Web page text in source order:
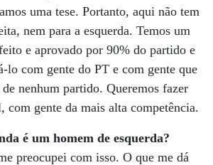
uma tese. Portanto, aqui não tem
nem para a esquerda. Temos um
e aprovado por 90% do partido e
lo com gente do PT e com gente que
nenhum partido. Queremos fazer
com gente da mais alta competência.
é um homem de esquerda?
preocupei com isso. O que me dá